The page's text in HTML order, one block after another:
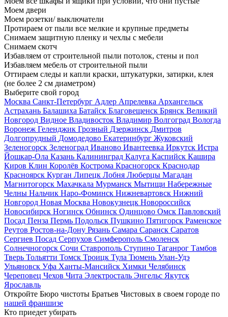
Моем двери
Моем розетки/ выключатели
Протираем от пыли все мелкие и крупные предметы
Снимаем защитную пленку и чехлы с мебели
Снимаем скотч
Избавляем от строительной пыли потолок, стены и пол
Избавляем мебель от строительной пыли
Оттираем следы и капли краски, штукатурки, затирки, клея
(не более 2 см диаметром)
Выберите свой город
Москва Санкт-Петербург Адлер Апрелевка Архангельск
Астрахань Балашиха Батайск Благовещенск Брянск Великий
Новгород Видное Владивосток Владимир Волгоград Вологда
Воронеж Геленджик Грозный Дзержинск Дмитров
Долгопрудный Домодедово Екатеринбург Жуковский
Зеленогорск Зеленоград Иваново Ивантеевка Иркутск Истра
Йошкар-Ола Казань Калининград Калуга Каспийск Кашира
Киров Клин Королёв Кострома Красногорск Краснодар
Красноярск Курган Липецк Лобня Люберцы Магадан
Магнитогорск Махачкала Мурманск Мытищи Набережные
Челны Нальчик Наро-Фоминск Нижневартовск Нижний
Новгород Новая Москва Новокузнецк Новороссийск
Новосибирск Ногинск Обнинск Одинцово Омск Павловский
Посад Пенза Пермь Подольск Пушкино Пятигорск Раменское
Реутов Ростов-на-Дону Рязань Самара Саранск Саратов
Сергиев Посад Серпухов Симферополь Смоленск
Солнечногорск Сочи Ставрополь Ступино Таганрог Тамбов
Тверь Тольятти Томск Троицк Тула Тюмень Улан-Удэ
Ульяновск Уфа Ханты-Мансийск Химки Челябинск
Череповец Чехов Чита Электросталь Энгельс Якутск
Ярославль
Откройте Бюро чистоты Братьев Чистовых в своем городе по
нашей франшизе
Кто приедет убирать